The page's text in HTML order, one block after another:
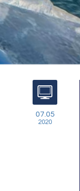
07.05
2020